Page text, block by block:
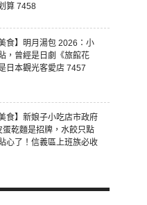
算 7458
食】明月湯包 2026：小
，曾經是日劇《旅館花
日本觀光客愛店 7457
食】新娘子小吃店市政府
乾麵是招牌，水餃只點
心了！信義區上班族必收